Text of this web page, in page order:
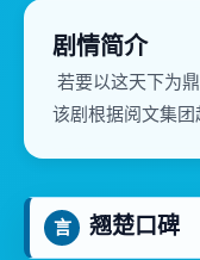
剧情简介
若要以这天下为
该剧根据阅文集团
言 翘楚口碑